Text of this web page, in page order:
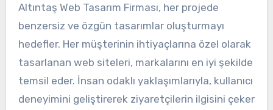
Altıntaş Web Tasarım Firması, her projede
benzersiz ve özgün tasarımlar oluşturmayı
hedefler. Her müşterinin ihtiyaçlarına özel olarak
tasarlanan web siteleri, markalarını en iyi şekilde
temsil eder. İnsan odaklı yaklaşımlarıyla, kullanıcı
deneyimini geliştirerek ziyaretçilerin ilgisini çeker